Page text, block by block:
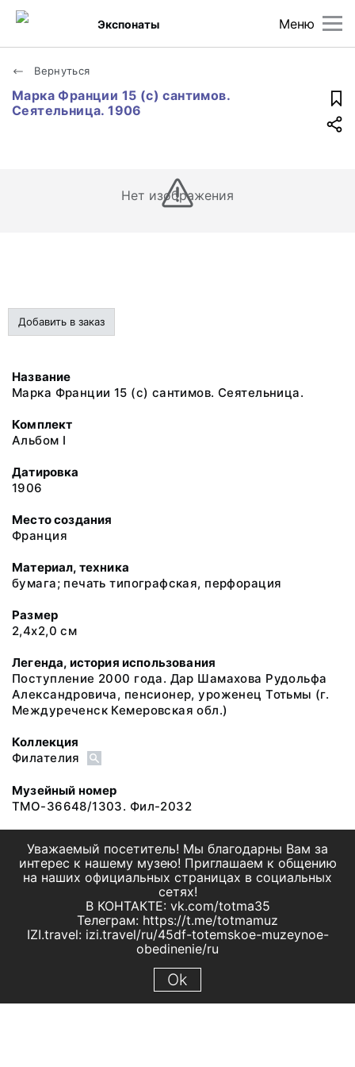
Меню
Экспонаты
Вернуться
Марка Франции 15 (с) сантимов.
Сеятельница. 1906
Нет изображения
Добавить в заказ
Название
Марка Франции 15 (с) сантимов. Сеятельница.
Комплект
Альбом I
Датировка
1906
Место создания
Франция
Материал, техника
бумага; печать типографская, перфорация
Размер
2,4х2,0 см
Легенда, история использования
Поступление 2000 года. Дар Шамахова Рудольфа
Александровича, пенсионер, уроженец Тотьмы (г.
Междуреченск Кемеровская обл.)
Коллекция
Филателия
Музейный номер
ТМО-36648/1303. Фил-2032
Уважаемый посетитель! Мы благодарны Вам за
интерес к нашему музею! Приглашаем к общению
на наших официальных страницах в социальных
сетях!
В КОНТАКТЕ: vk.com/totma35
Телеграм: https://t.me/totmamuz
IZI.travel: izi.travel/ru/45df-totemskoe-muzeynoe-
obedinenie/ru
Ok